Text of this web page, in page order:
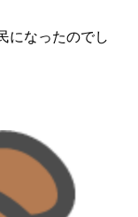
になったのでし